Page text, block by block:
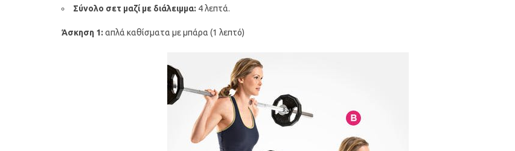
Σύνολο σετ μαζί με διάλειμμα: 4 λεπτά.
Άσκηση 1: απλά καθίσματα με μπάρα (1 λεπτό)